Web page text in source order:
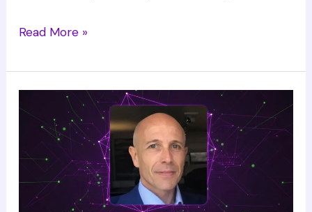
Kevin
Prince
postaje
ambasador
za
Read More »